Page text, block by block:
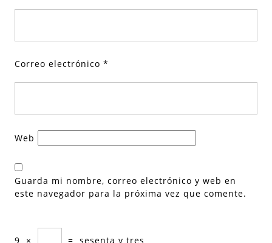
Correo electrónico *
Web
Guarda mi nombre, correo electrónico y web en
este navegador para la próxima vez que comente.
9 × = sesenta y tres